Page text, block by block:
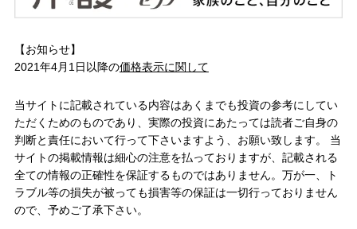
【お知らせ】
2021年4月1日以降の価格表示に関して
当サイトに記載されている内容はあくまでも投資の参考にしてい
ただくためのものであり、実際の投資にあたっては読者ご自身の
判断と責任において行って下さいますよう、お願い致します。 当
サイトの掲載情報は細心の注意を払っておりますが、記載される
全ての情報の正確性を保証するものではありません。万が一、ト
ラブル等の損失が被っても損害等の保証は一切行っておりません
ので、予めご了承下さい。